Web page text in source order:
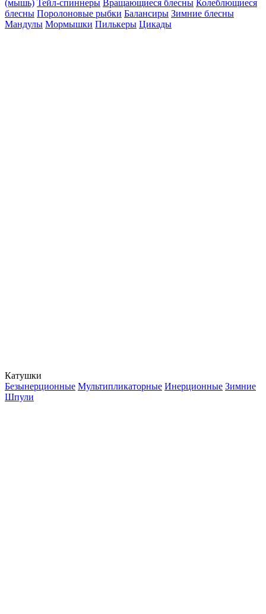
(мышь) Тейл-спиннеры Вращающиеся блесны Колеблющиеся
блесны Поролоновые рыбки Балансиры Зимние блесны
Мандулы Мормышки Пилькеры Цикады
Катушки
Безынерционные Мультипликаторные Инерционные Зимние
Шпули